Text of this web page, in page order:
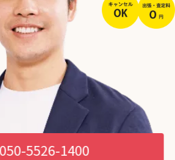
050-5526-1400